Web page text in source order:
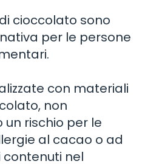
cioccolato sono
per le persone
con materiali
non
rischio per le
al cacao o ad
nel